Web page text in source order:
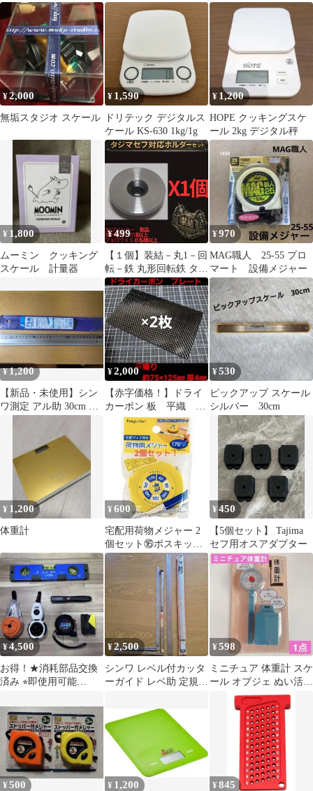
ト hapilaフリマ ①
盛 JIS1級 黒爪 メ
ジャー
レトロ スケール
¥2,000
無垢スタジオ スケール
¥ 1,590
ドリテック デジタルス
ケール KS-630 1kg/1g
¥ 1,200
HOPE クッキングスケ
ール 2kg デジタル秤
¥ 1,800
ムーミン クッキング
スケール 計量器
¥499
【１個】装結－丸1－回
転－鉄 丸形回転鉄 タジ
マ セフ 対応 腰道
具 カスタム 大工 建築
電気工事 DIY ※非純
正品
¥970
MAG職人 25-55 プロ
マート 設備メジャー
¥1,200
【新品・未使用】シン
ワ測定 アル助 30cm 品
¥2,000
【赤字価格！】ドライ
カーボン 板 平織 約
75×125mm 4mm厚
×2枚
¥530
ピックアップ スケール
シルバー 30cm
¥ 1,200
体重計
¥ 600
宅配用荷物メジャー 2
個セット⑯ポスキッ
ト hapilaフリマ
¥450
【5個セット】 Tajima
セフ用オスアダプター
¥4,500
お得！★消耗部品交換
済み ⭐︎即使用可能
具セット
¥2,500
シンワ レベル付カッタ
ーガイド レベ助 定規セ
¥598
ミニチュア 体重計 スケ
ール オブジェ ぬい活
ドル活 セリア 保健室
健康診断
¥500 ¥ 1,200 ¥845